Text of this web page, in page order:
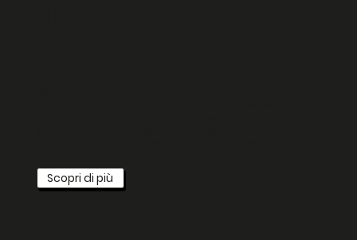
Scopri di più